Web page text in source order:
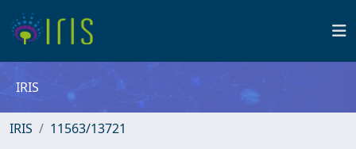
IRIS
IRIS 11563/13721